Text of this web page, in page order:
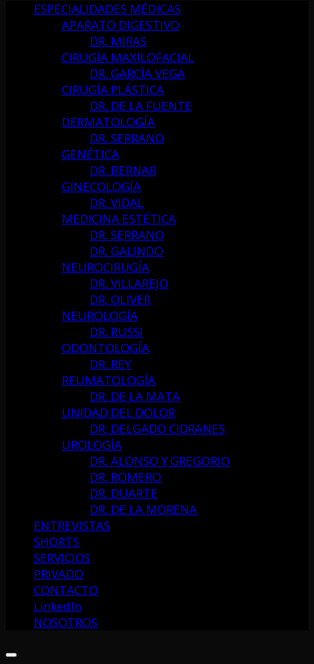
ESPECIALIDADES MÉDICAS
APARATO DIGESTIVO
DR. MIRAS
CIRUGÍA MAXILOFACIAL
DR. GARCÍA VEGA
CIRUGÍA PLÁSTICA
DR. DE LA FUENTE
DERMATOLOGÍA
DR. SERRANO
GENÉTICA
DR. BERNAR
GINECOLOGÍA
DR. VIDAL
MEDICINA ESTÉTICA
DR. SERRANO
DR. GALINDO
NEUROCIRUGÍA
DR. VILLAREJO
DR. OLIVER
NEUROLOGÍA
DR. RUSSI
ODONTOLOGÍA
DR. REY
REUMATOLOGÍA
DR. DE LA MATA
UNIDAD DEL DOLOR
DR. DELGADO CIDRANES
UROLOGÍA
DR. ALONSO Y GREGORIO
DR. ROMERO
DR. DUARTE
DR. DE LA MORENA
ENTREVISTAS
SHORTS
SERVICIOS
PRIVADO
CONTACTO
LinkedIn
NOSOTROS